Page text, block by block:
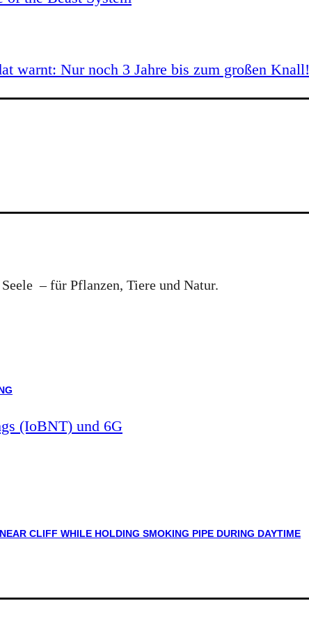
warnt: Nur noch 3 Jahre bis zum großen Knall!
– für Pflanzen, Tiere und Natur.
(IoBNT) und 6G